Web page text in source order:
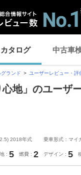
カタログ 中古車
グランド ユーザーレビュー・評
地」のユーザ
2018年式 乗車形式：マイ
5 燃費 2 デザイン 5